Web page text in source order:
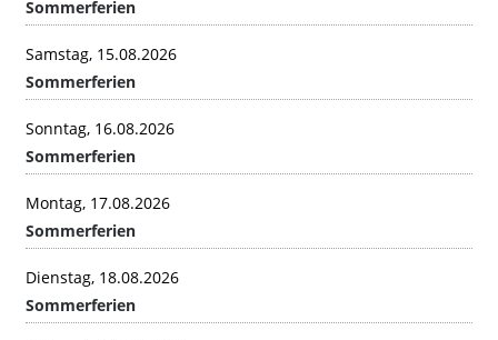
Sommerferien
Samstag, 15.08.2026
Sommerferien
Sonntag, 16.08.2026
Sommerferien
Montag, 17.08.2026
Sommerferien
Dienstag, 18.08.2026
Sommerferien